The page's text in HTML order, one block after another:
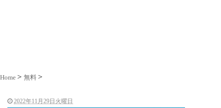
Home 無料
2022年11月29日火曜日